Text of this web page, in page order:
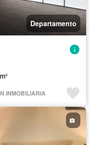
Departamento
INMOBILIARIA